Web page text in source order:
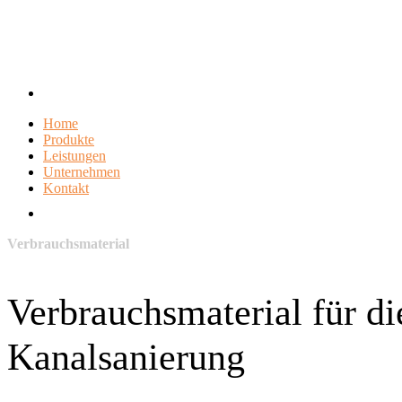
Home
Produkte
Leistungen
Unternehmen
Kontakt
Verbrauchsmaterial
Verbrauchsmaterial für
Kanalsanierung